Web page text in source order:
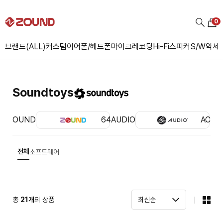
브랜드(ALL)커스텀이어폰/헤드폰마이크레코딩Hi-Fi스피커S/W악세
0
Soundtoys
ZOUND 64AUDIO ACS
전체 소프트웨어
총 21 개의 상품